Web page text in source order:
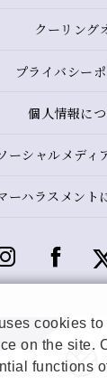
クーリング
プライバシー
個人情報に
ーシャルメディ
ーハラスメント
cookies to
on the site.
functions